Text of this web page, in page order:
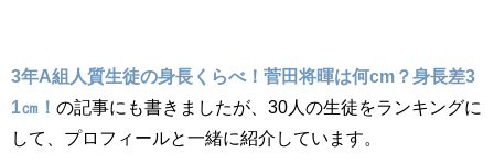
3年A組人質生徒の身長くらべ！菅田将暉は何cm？身長差3
1㎝！ の記事にも書きましたが、30人の生徒をランキングに
して、プロフィールと一緒に紹介しています。